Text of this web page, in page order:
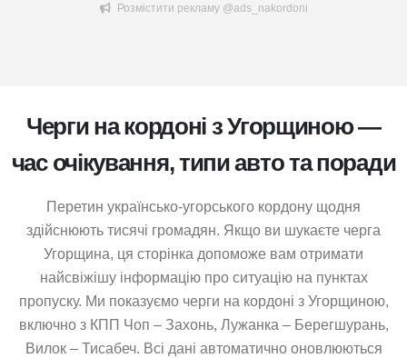
Розмістити рекламу @ads_nakordoni
Черги на кордоні з Угорщиною —
час очікування, типи авто та поради
Перетин українсько-угорського кордону щодня
здійснюють тисячі громадян. Якщо ви шукаєте черга
Угорщина, ця сторінка допоможе вам отримати
найсвіжішу інформацію про ситуацію на пунктах
пропуску. Ми показуємо черги на кордоні з Угорщиною,
включно з КПП Чоп – Захонь, Лужанка – Берегшурань,
Вилок – Тисабеч. Всі дані автоматично оновлюються